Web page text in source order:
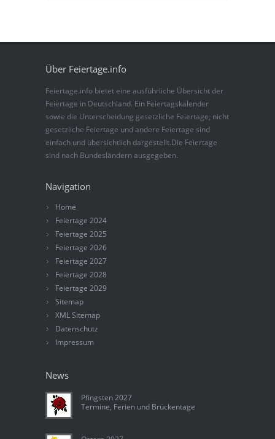
Über Feiertage.info
Feiertage.info bietet eine ausführliche Übersicht der
Feiertage in Deutschland. Ein Feiertagskalender
sowie die Unterscheidung gesetzliche Feiertage, nicht
gesetzliche Feiertage und andere Feiertage sind
einfach und übersichtlich dargestellt.Die Feiertage
sind nach Bundesländern ausgegeben.
Navigation
Home
Feiertage 2024
Feiertage 2025
Feiertage 2026
Feiertage 2027
Feiertage 2028
Feiertage 2029
Sitemap
XML Sitemap
Datenschutz
Impressum
News
Pfingsten 2027
Termine, Ferien und Brückentage